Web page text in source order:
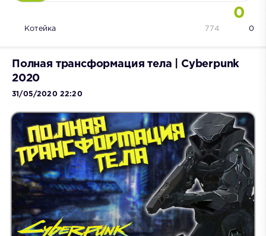
0
Котейка 0
774
Полная трансформация тела | Cyberpunk
2020
31/05/2020 22:20